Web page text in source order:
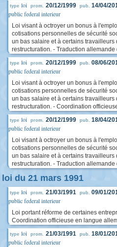
type loi prom. 20/12/1999 pub. 14/04/
public federal interieur
Loi visant à octroyer un bonus à
cotisations personnelles de sécurité
un bas salaire et à certains travailleurs
restructuration. - Traduction
type loi prom. 20/12/1999 pub. 08/06/
public federal interieur
Loi visant à octroyer un bonus à
cotisations personnelles de sécurité
un bas salaire et à certains travailleurs
restructuration. - Coordination
type loi prom. 20/12/1999 pub. 18/04/
public federal interieur
Loi visant à octroyer un bonus à
cotisations personnelles de sécurité
un bas salaire et à certains travailleurs
restructuration. - Traduction
loi du 21 mars 1991
type loi prom. 21/03/1991 pub. 09/01/
public federal interieur
Loi portant réforme de certaines
Coordination officieuse en langue
type loi prom. 21/03/1991 pub. 18/01/
public federal interieur